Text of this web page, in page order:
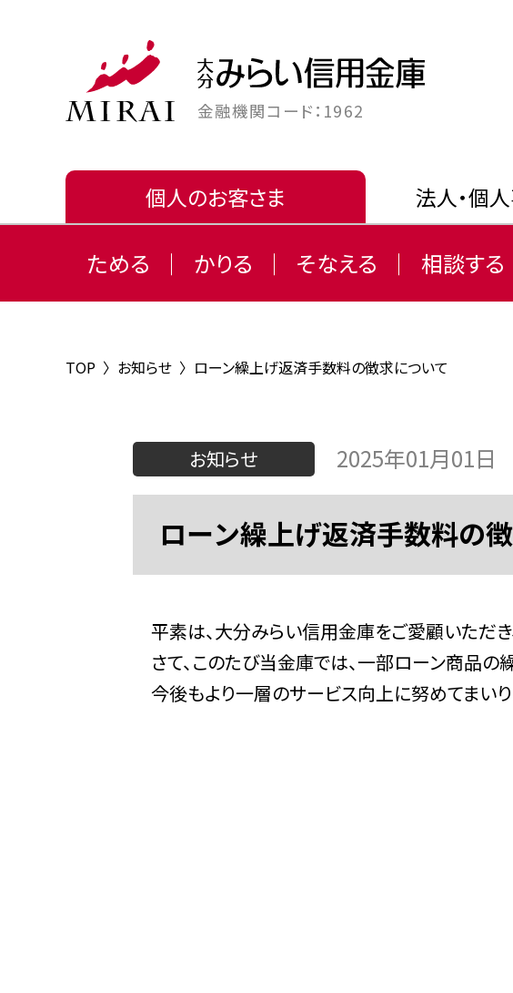
金融機関コード：1962
個人のお客さま
ためる かりる そなえる 相談する
法人・個
TOP 〉 お知らせ 〉 ローン繰上げ返済手数料の徴求について
お知らせ 2025年01月01日
ローン繰上げ返済手数料の
平素は、大分みらい信用金庫をご愛顧いただき
さて、このたび当金庫では、一部ローン商品の
今後もより一層のサービス向上に努めてまいり